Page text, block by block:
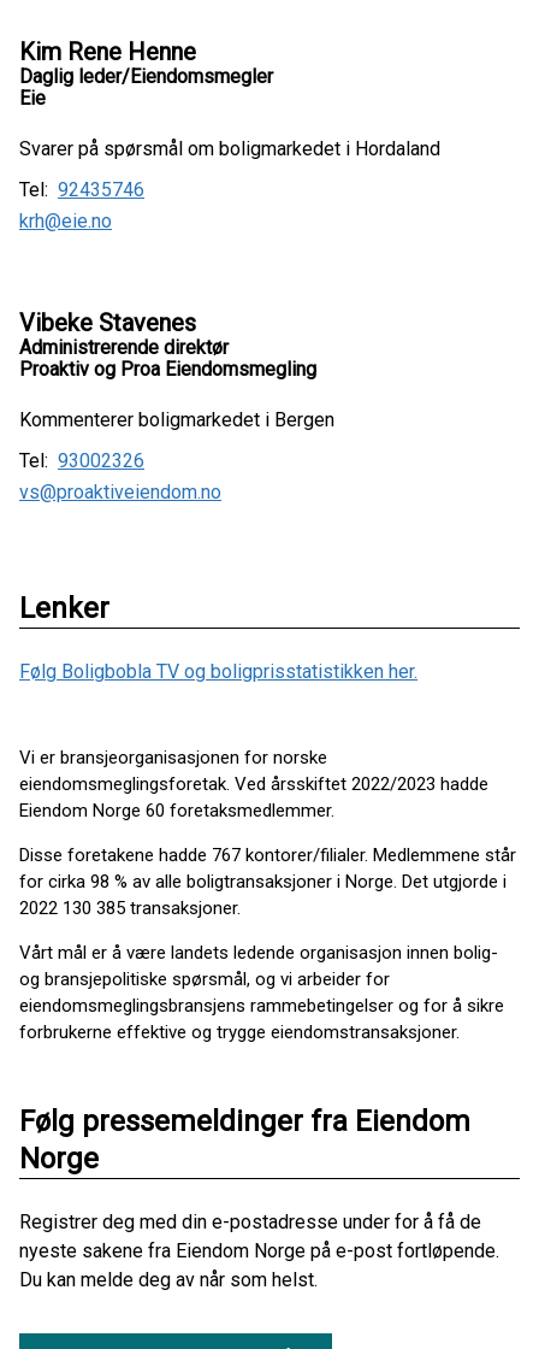
Kim Rene Henne
Daglig leder/Eiendomsmegler
Eie
Svarer på spørsmål om boligmarkedet i Hordaland
Tel: 92435746
krh@eie.no
Vibeke Stavenes
Administrerende direktør
Proaktiv og Proa Eiendomsmegling
Kommenterer boligmarkedet i Bergen
Tel: 93002326
vs@proaktiveiendom.no
Lenker
Følg Boligbobla TV og boligprisstatistikken her.
Vi er bransjeorganisasjonen for norske
eiendomsmeglingsforetak. Ved årsskiftet 2022/2023 hadde
Eiendom Norge 60 foretaksmedlemmer.
Disse foretakene hadde 767 kontorer/filialer. Medlemmene står
for cirka 98 % av alle boligtransaksjoner i Norge. Det utgjorde i
2022 130 385 transaksjoner.
Vårt mål er å være landets ledende organisasjon innen bolig-
og bransjepolitiske spørsmål, og vi arbeider for
eiendomsmeglingsbransjens rammebetingelser og for å sikre
forbrukerne effektive og trygge eiendomstransaksjoner.
Følg pressemeldinger fra Eiendom
Norge
Registrer deg med din e-postadresse under for å få de
nyeste sakene fra Eiendom Norge på e-post fortløpende.
Du kan melde deg av når som helst.